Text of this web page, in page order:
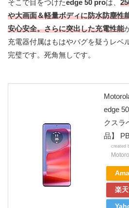
そこで目をつけたedge 50 proは、
や大画面＆軽量ボディに防水防塵性
安心安全。さらに突出した充電性能
充電器付属はもはやバグを疑うレベ
完璧です。死角無しです。
edge
クスラ
品】
created
楽